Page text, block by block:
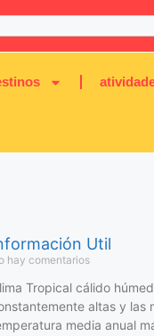
Util
hay comentarios
Tropical cálido
altas y las
media anual